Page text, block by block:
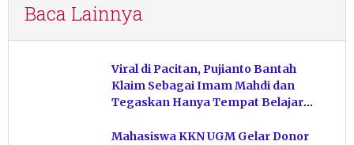
Baca Lainnya
Viral di Pacitan, Pujianto Bantah
Klaim Sebagai Imam Mahdi dan
Tegaskan Hanya Tempat Belajar
Mahasiswa KKN UGM Gelar Donor